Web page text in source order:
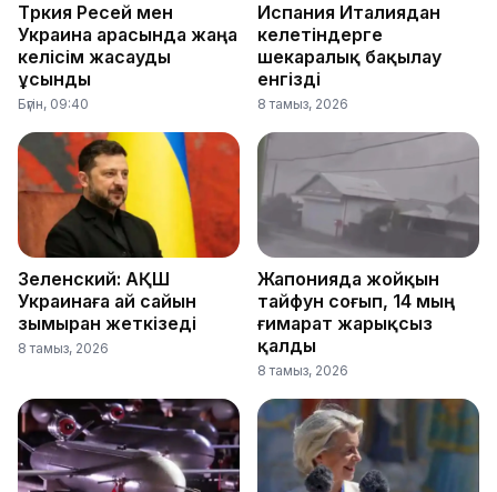
Түркия Ресей мен
Украина арасында жаңа
келісім жасауды
ұсынды
Бүгін, 09:40
Испания Италиядан
келетіндерге
шекаралық бақылау
енгізді
8 тамыз, 2026
Зеленский: АҚШ
Украинаға ай сайын
зымыран жеткізеді
8 тамыз, 2026
Жапонияда жойқын
тайфун соғып, 14 мың
ғимарат жарықсыз
қалды
8 тамыз, 2026